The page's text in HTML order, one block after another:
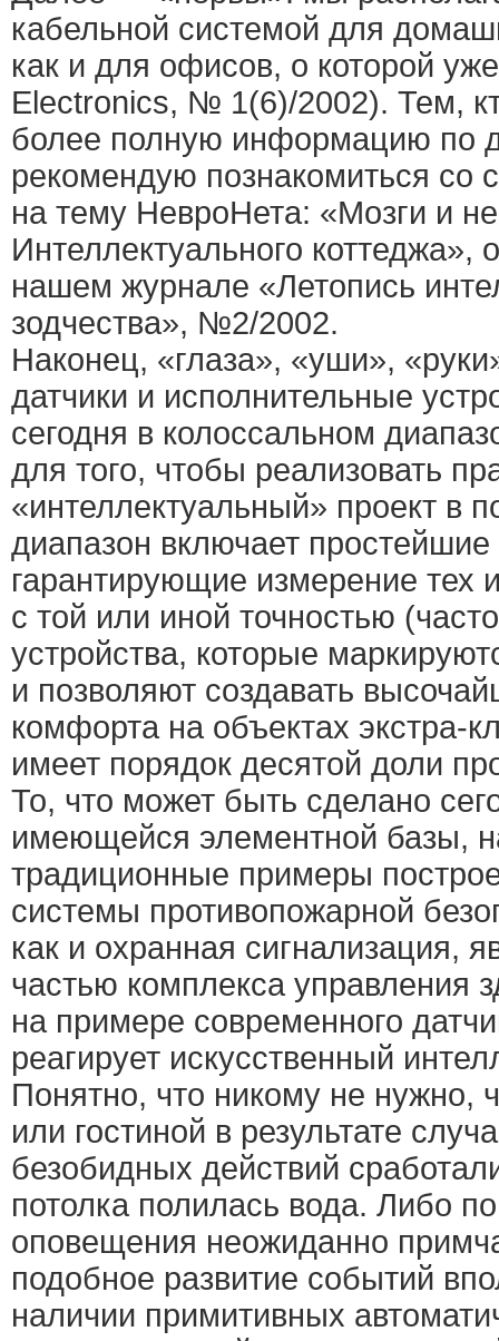
кабельной системой для
как и для офисов, о которой
Electronics, № 1(6)/2002). Тем,
более полную информацию по
рекомендую познакомиться со
на тему НевроНета: «Мозги и
Интеллектуального коттеджа»,
нашем журнале «Летопись
зодчества», №2/2002.
Наконец, «глаза», «уши»,
датчики и исполнительные
сегодня в колоссальном
для того, чтобы реализовать
«интеллектуальный» проект в
диапазон включает
гарантирующие измерение тех
с той или иной точностью
устройства, которые
и позволяют создавать
комфорта на объектах экстра-
имеет порядок десятой доли
То, что может быть сделано
имеющейся элементной базы,
традиционные примеры
системы противопожарной
как и охранная сигнализация,
частью комплекса управления
на примере современного
реагирует искусственный
Понятно, что никому не нужно,
или гостиной в результате
безобидных действий
потолка полилась вода. Либо
оповещения неожиданно
подобное развитие событий
наличии примитивных